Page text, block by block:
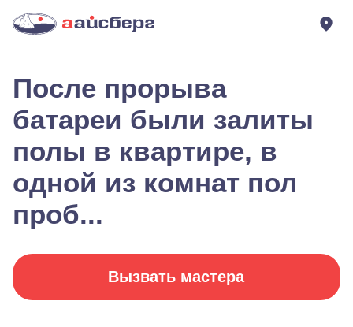
После прорыва
батареи были залиты
полы в квартире, в
одной из комнат пол
проб...
Вызвать мастера